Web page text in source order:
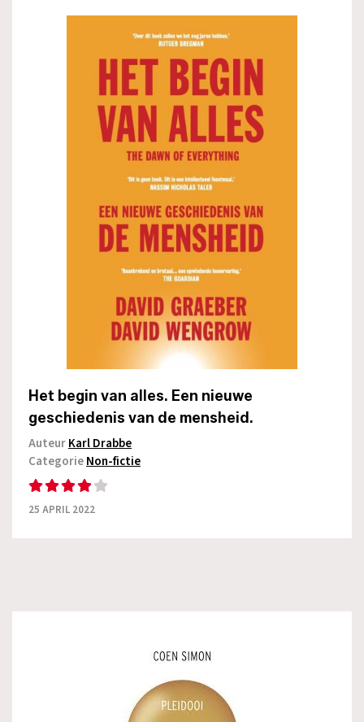
Het begin van alles. Een nieuwe
geschiedenis van de mensheid.
AuteurKarl Drabbe
CategorieNon-fictie
25 APRIL 2022